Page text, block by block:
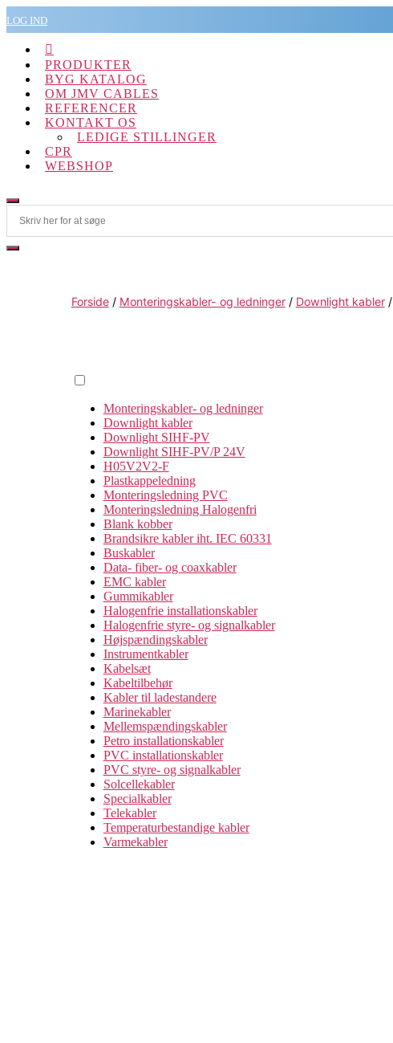
til
indholdet
LOG IND

PRODUKTER
BYG KATALOG
OM JMV CABLES
REFERENCER
KONTAKT OS
LEDIGE STILLINGER
CPR
WEBSHOP
Forside/ Monteringskabler- og ledninger/ Downlight kabler/
Monteringskabler- og ledninger
Downlight kabler
Downlight SIHF-PV
Downlight SIHF-PV/P 24V
H05V2V2-F
Plastkappeledning
Monteringsledning PVC
Monteringsledning Halogenfri
Blank kobber
Brandsikre kabler iht. IEC 60331
Buskabler
Data- fiber- og coaxkabler
EMC kabler
Gummikabler
Halogenfrie installationskabler
Halogenfrie styre- og signalkabler
Højspændingskabler
Instrumentkabler
Kabelsæt
Kabeltilbehør
Kabler til ladestandere
Marinekabler
Mellemspændingskabler
Petro installationskabler
PVC installationskabler
PVC styre- og signalkabler
Solcellekabler
Specialkabler
Telekabler
Temperaturbestandige kabler
Varmekabler